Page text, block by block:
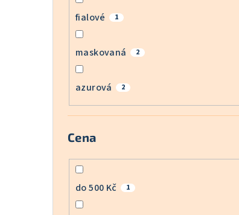
fialové 1
maskovaná 2
azurová 2
Cena
do 500 Kč 1